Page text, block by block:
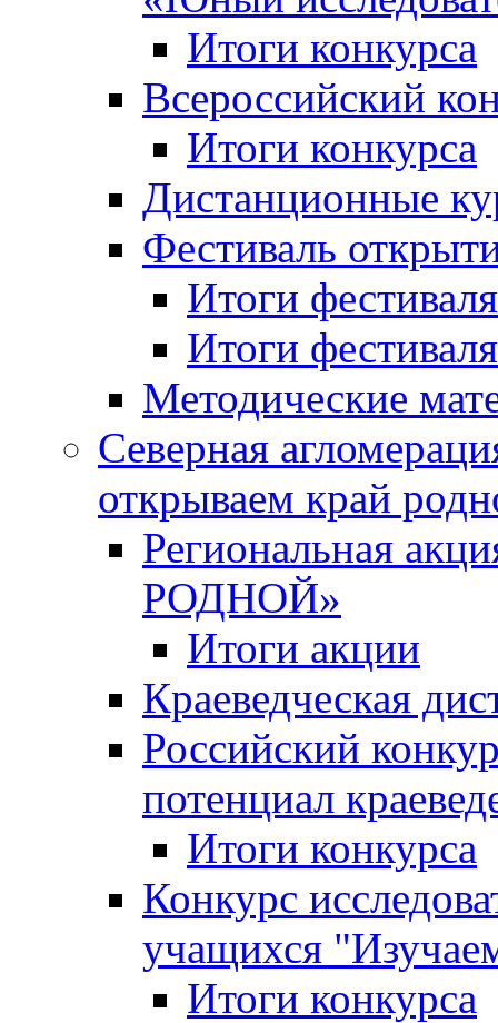
Итоги конкурса
Всероссийский
Итоги конкурса
Дистанционные
Фестиваль
Итоги
Итоги
Методические
Северная
открываем край
Региональная
РОДНОЙ»
Итоги акции
Краеведческая
Российский
потенциал
Итоги конкурса
Конкурс
учащихся
Итоги конкурса